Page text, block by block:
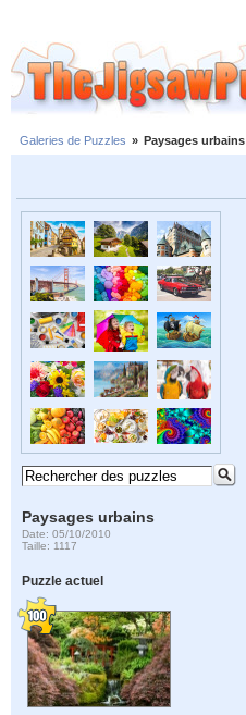
Galeries de Puzzles » Paysages urbains
Paysages urbains
Date: 05/10/2010
Taille: 1117
Puzzle actuel